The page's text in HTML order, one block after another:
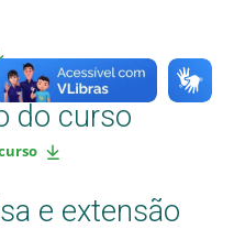
do curso
e extensão